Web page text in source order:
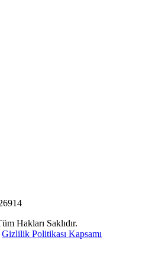
Hakları Saklıdır.
Gizlilik Politikası Kapsamı